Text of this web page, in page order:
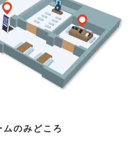
のみどころ